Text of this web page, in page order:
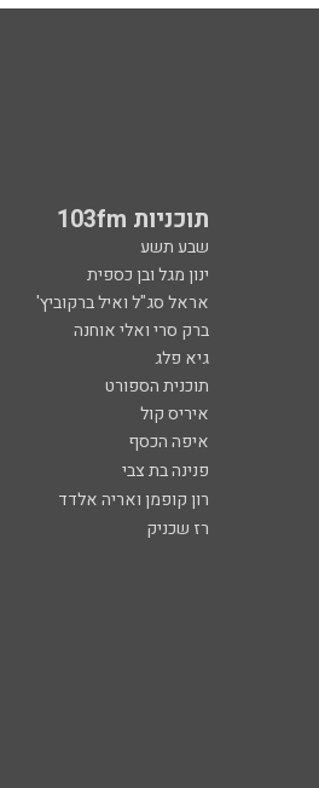
תוכניות 103fm
שבע תשע
ינון מגל ובן כספית
אראל סג"ל ואיל ברקוביץ'
ברק סרי ואלי אוחנה
גיא פלג
תוכנית הספורט
איריס קול
איפה הכסף
פנינה בת צבי
רון קופמן ואריה אלדד
רז שכניק